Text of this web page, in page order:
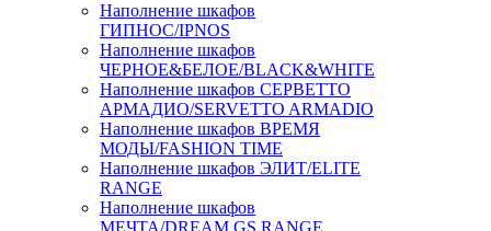
Наполнение шкафов
ГИПНОС/IPNOS
Наполнение шкафов
ЧЕРНОЕ&БЕЛОЕ/BLACK&WHITE
Наполнение шкафов СЕРВЕТТО
АРМАДИО/SERVETTO ARMADIO
Наполнение шкафов ВРЕМЯ
МОДЫ/FASHION TIME
Наполнение шкафов ЭЛИТ/ELITE
RANGE
Наполнение шкафов
МЕЧТА/DREAM GS RANGE